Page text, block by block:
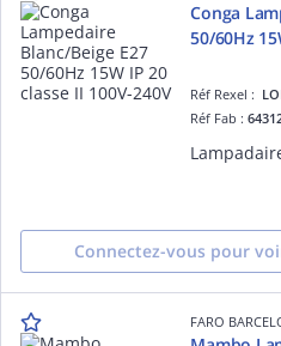
Conga
50/60Hz
Réf Rexel :
Réf Fab :
Connectez-vous pour
FARO